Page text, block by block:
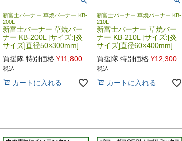
新富士バーナー 草焼バーナー KB-
200L
新富士バーナー 草焼バー
ナー KB-200L [サイズ:[炎
サイズ]直径50×300mm]
買援隊 特別価格 ¥11,800
税込
カートに入れる
新富士バーナー 草焼バーナー KB-
210L
新富士バーナー 草焼バー
ナー KB-210L [サイズ:[炎
サイズ]直径60×400mm]
買援隊 特別価格 ¥12,300
税込
カートに入れる